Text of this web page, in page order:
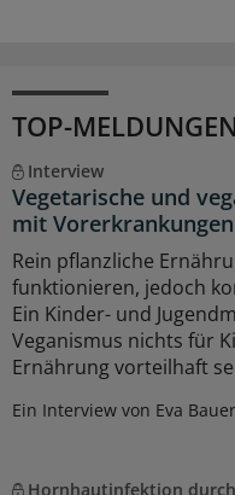
TOP-MELDUNGEN
Interview
Vegetarische und
mit Vorerkrankungen
Rein pflanzliche
funktionieren, jedoch
Ein Kinder- und
Veganismus nichts für
Ernährung vorteilhaft
Ein Interview von Eva Bauer
Hornhautinfektion